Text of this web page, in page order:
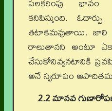
కనిపిస్తుంది.
తటాకమవుతాయి. జాలి
రాలుతానని అంటూ
చేసుకోనివ్వనటానికి
అనే స్వరూపం
2.2 మానవ